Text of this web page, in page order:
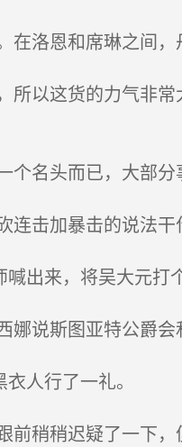
洛恩和席琳之间，
以这货的力气非
名头而已，大部分
击加暴击的说法干
出来，将吴大元打
说斯图亚特公爵会
人行了一礼。
稍稍迟疑了一下